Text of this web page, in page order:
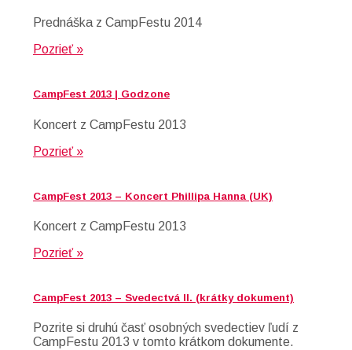
Prednáška z CampFestu 2014
Pozrieť »
CampFest 2013 | Godzone
Koncert z CampFestu 2013
Pozrieť »
CampFest 2013 – Koncert Phillipa Hanna (UK)
Koncert z CampFestu 2013
Pozrieť »
CampFest 2013 – Svedectvá II. (krátky dokument)
Pozrite si druhú časť osobných svedectiev ľudí z
CampFestu 2013 v tomto krátkom dokumente.